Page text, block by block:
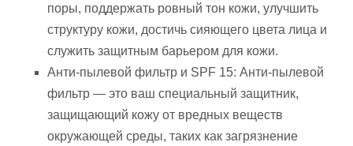
поры, поддержать ровный тон кожи, улучшить
структуру кожи, достичь сияющего цвета лица и
служить защитным барьером для кожи.
Анти-пылевой фильтр и SPF 15: Анти-пылевой
фильтр — это ваш специальный защитник,
защищающий кожу от вредных веществ
окружающей среды, таких как загрязнение